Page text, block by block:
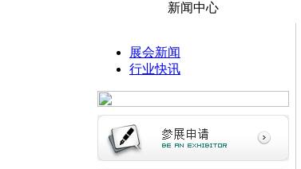
新闻中心
展会新闻
行业快讯